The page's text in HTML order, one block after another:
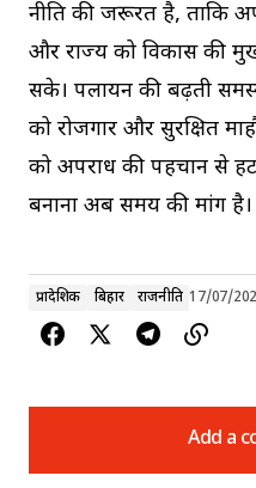
नीति की जरूरत है, ताकि
और राज्य को विकास की
सके। पलायन की बढ़ती
को रोजगार और सुरक्षित
को अपराध की पहचान से
बनाना अब समय की मांग है।
प्रादेशिक बिहार राजनीति 17/07/
Add a
Add a